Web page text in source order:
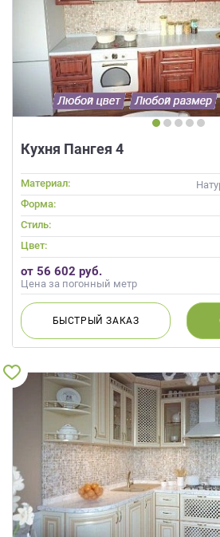
Кухня Пангея 4
Материал:
Форма:
Стиль:
Цвет:
от 56 602 руб.
Цена за погонный метр
БЫСТРЫЙЗАКАЗ